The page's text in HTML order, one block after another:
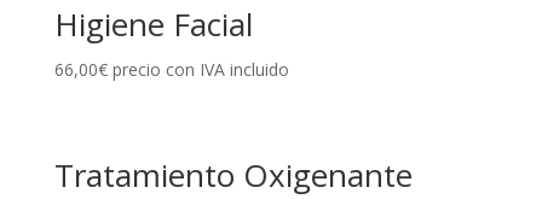
Higiene Facial
66,00€ precio con IVA incluido
Tratamiento Oxigenante